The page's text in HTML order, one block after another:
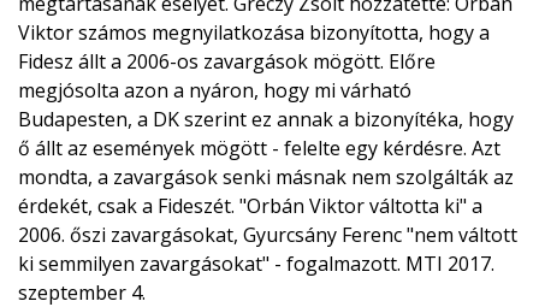
Viktor számos megnyilatkozása bizonyította, hogy a
Fidesz állt a 2006-os zavargások mögött. Előre
megjósolta azon a nyáron, hogy mi várható
Budapesten, a DK szerint ez annak a bizonyítéka, hogy
ő állt az események mögött - felelte egy kérdésre. Azt
mondta, a zavargások senki másnak nem szolgálták az
érdekét, csak a Fideszét. "Orbán Viktor váltotta ki" a
2006. őszi zavargásokat, Gyurcsány Ferenc "nem váltott
ki semmilyen zavargásokat" - fogalmazott. MTI 2017.
szeptember 4.